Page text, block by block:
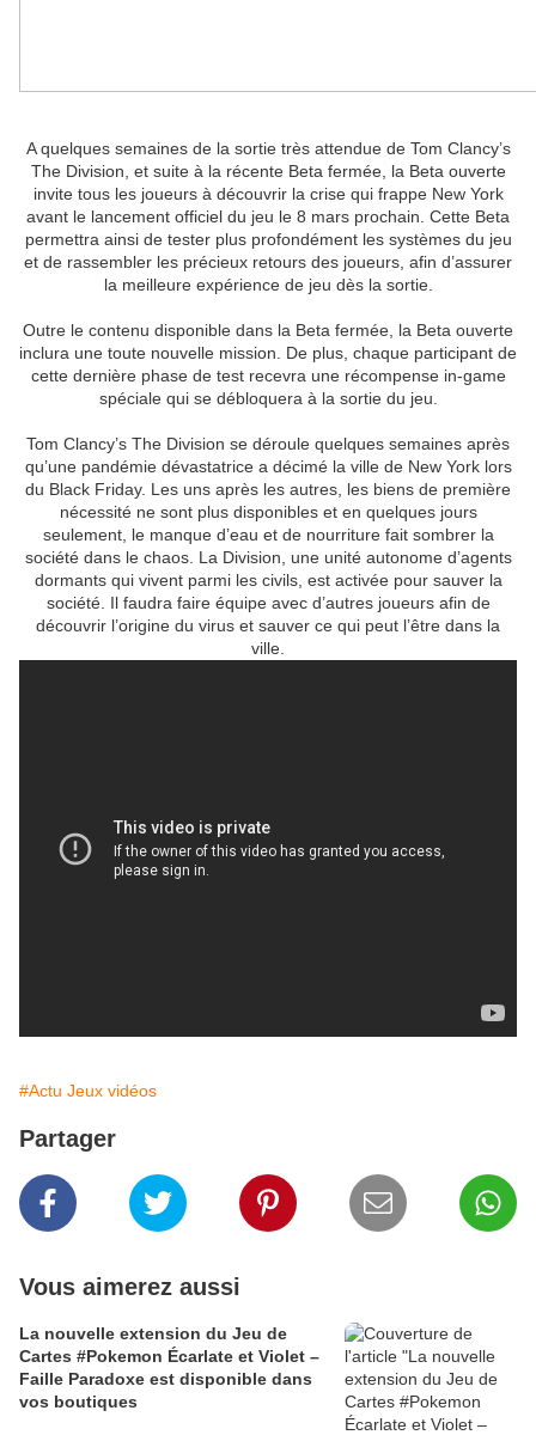
A quelques semaines de la sortie très attendue de Tom Clancy’s
The Division, et suite à la récente Beta fermée, la Beta ouverte
invite tous les joueurs à découvrir la crise qui frappe New York
avant le lancement officiel du jeu le 8 mars prochain. Cette Beta
permettra ainsi de tester plus profondément les systèmes du jeu
et de rassembler les précieux retours des joueurs, afin d’assurer
la meilleure expérience de jeu dès la sortie.
Outre le contenu disponible dans la Beta fermée, la Beta ouverte
inclura une toute nouvelle mission. De plus, chaque participant de
cette dernière phase de test recevra une récompense in-game
spéciale qui se débloquera à la sortie du jeu.
Tom Clancy’s The Division se déroule quelques semaines après
qu’une pandémie dévastatrice a décimé la ville de New York lors
du Black Friday. Les uns après les autres, les biens de première
nécessité ne sont plus disponibles et en quelques jours
seulement, le manque d’eau et de nourriture fait sombrer la
société dans le chaos. La Division, une unité autonome d’agents
dormants qui vivent parmi les civils, est activée pour sauver la
société. Il faudra faire équipe avec d’autres joueurs afin de
découvrir l’origine du virus et sauver ce qui peut l’être dans la
ville.
#Actu Jeux vidéos
Partager
Vous aimerez aussi
La nouvelle extension du Jeu de
Cartes #Pokemon Écarlate et Violet –
Faille Paradoxe est disponible dans
vos boutiques